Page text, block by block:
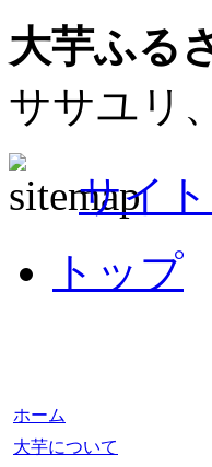
大芋ふる
ササユリ
サイ
トップ
ホーム
大芋について